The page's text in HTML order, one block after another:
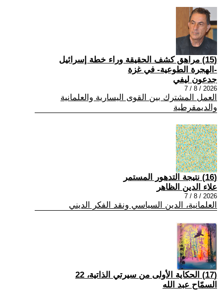
(15) مراهق كشف الحقيقة وراء خطة إسرائيل
-الهجرة الطوعية- في غزة
جدعون ليفي
2026 / 8 / 7
العمل المشترك بين القوى اليسارية والعلمانية
والديمقرطية
(16) نتيجة التدهور المستمر
علاء الدين الظاهر
2026 / 8 / 7
العلمانية، الدين السياسي ونقد الفكر الديني
(17) الحكاية الأولى من سيرتي الذاتية، 22
السمّاح عبد الله